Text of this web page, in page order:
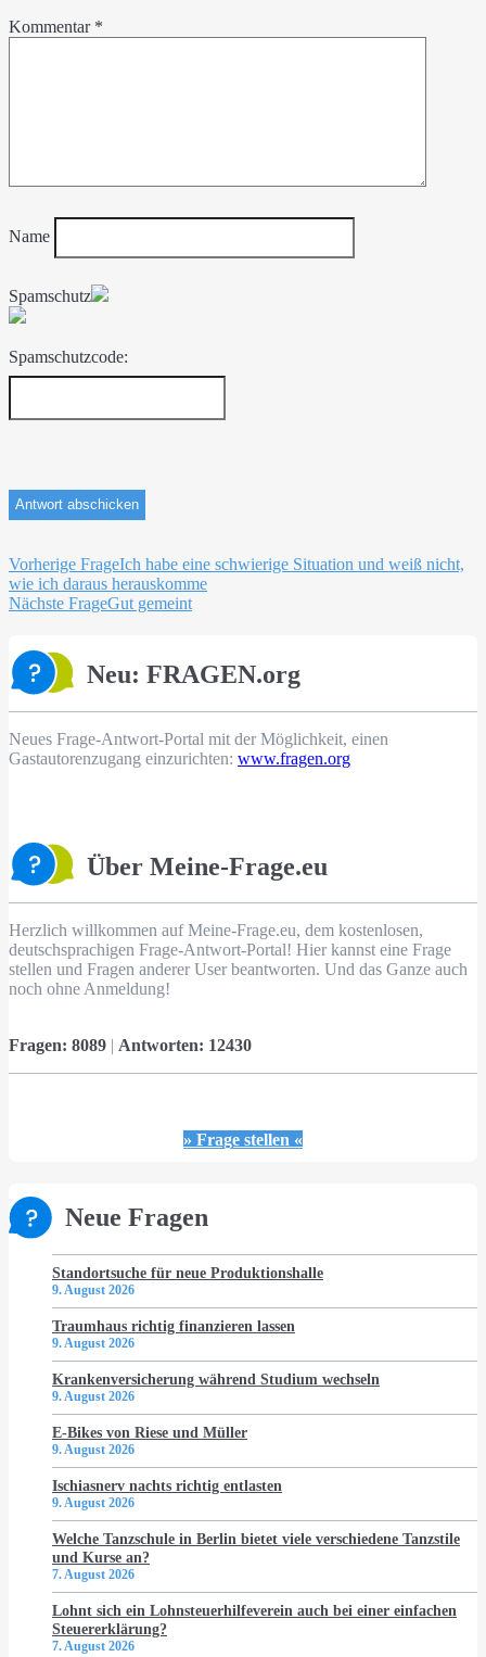
Kommentar *
Name
Spamschutz
Spamschutzcode:
Beitragsnavigation
Vorherige FrageIch habe eine schwierige Situation und weiß nicht,
wie ich daraus herauskomme
Nächste FrageGut gemeint
Neu: FRAGEN.org
Neues Frage-Antwort-Portal mit der Möglichkeit, einen
Gastautorenzugang einzurichten: www.fragen.org
Über Meine-Frage.eu
Herzlich willkommen auf Meine-Frage.eu, dem kostenlosen,
deutschsprachigen Frage-Antwort-Portal! Hier kannst eine Frage
stellen und Fragen anderer User beantworten. Und das Ganze auch
noch ohne Anmeldung!
Fragen: 8089 | Antworten: 12430
» Frage stellen «
Neue Fragen
Standortsuche für neue Produktionshalle
9. August 2026
Traumhaus richtig finanzieren lassen
9. August 2026
Krankenversicherung während Studium wechseln
9. August 2026
E-Bikes von Riese und Müller
9. August 2026
Ischiasnerv nachts richtig entlasten
9. August 2026
Welche Tanzschule in Berlin bietet viele verschiedene Tanzstile
und Kurse an?
7. August 2026
Lohnt sich ein Lohnsteuerhilfeverein auch bei einer einfachen
Steuererklärung?
7. August 2026